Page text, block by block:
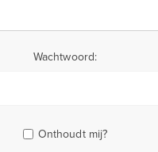
Wachtwoord:
Onthoudt mij?